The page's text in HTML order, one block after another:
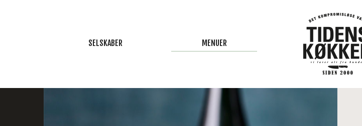
SELSKABER MENUER
SOMMER